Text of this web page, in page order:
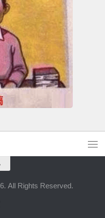
All Rights Reserved.